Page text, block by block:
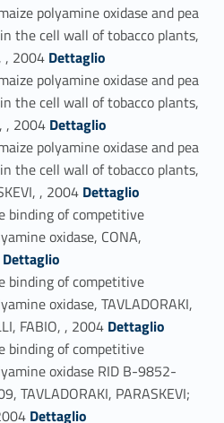
polyamine oxidase and pea
the cell wall of tobacco plants,
, 2004 Link identifier #identifier_person_18202-45
Dettaglio
polyamine oxidase and pea
the cell wall of tobacco plants,
, 2004 Link identifier #identifier_person_119139-46
Dettaglio
polyamine oxidase and pea
the cell wall of tobacco plants,
, 2004 Link identifier #identifier_person_181865-47
Dettaglio
binding of competitive
oxidase, CONA,
Link identifier #identifier_person_159893-48
Dettaglio
binding of competitive
oxidase, TAVLADORAKI,
FABIO, , 2004 Link identifier #identifier_person_147657-49
Dettaglio
binding of competitive
oxidase RID B-9852-
TAVLADORAKI, PARASKEVI;
Link identifier #identifier_person_122846-50
Dettaglio